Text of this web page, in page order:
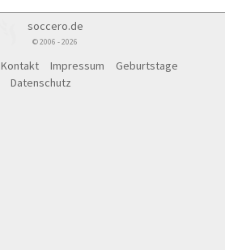
soccero.de
© 2006 - 2026
Kontakt Impressum
Geburtstage
Datenschutz